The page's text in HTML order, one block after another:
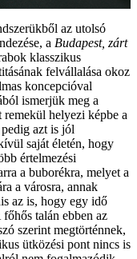
az utolsó
a Budapest, zárt
klasszikus
felvállalása okoz
koncepcióval
ismerjük meg a
remekül helyezi képbe a
azt is jól
saját életén, hogy
értelmezési
a buborékra, melyet a
a városra, annak
az is, hogy egy idő
talán ebben az
szerint megtörténnek,
ütközési pont nincs is